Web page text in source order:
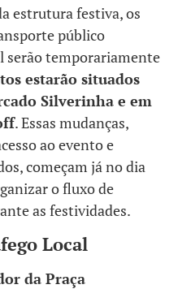
estrutura festiva, os
público
temporariamente
estarão situados
Silverinha e em
. Essas mudanças,
ao evento e
começam já no dia
o fluxo de
as festividades.
Local
da Praça